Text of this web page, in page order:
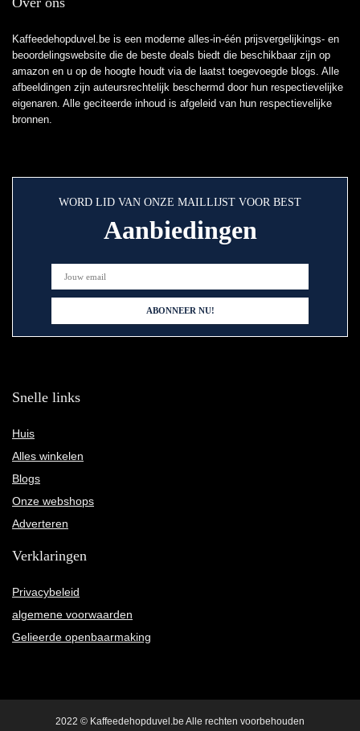
Kaffeedehopduvel.be is een moderne alles-in-één prijsvergelijkings- en
beoordelingswebsite die de beste deals biedt die beschikbaar zijn op
amazon en u op de hoogte houdt via de laatst toegevoegde blogs. Alle
afbeeldingen zijn auteursrechtelijk beschermd door hun respectievelijke
eigenaren. Alle geciteerde inhoud is afgeleid van hun respectievelijke
bronnen.
WORD LID VAN ONZE MAILLIJST VOOR BEST
Aanbiedingen
Snelle links
Huis
Alles winkelen
Blogs
Onze webshops
Adverteren
Verklaringen
Privacybeleid
algemene voorwaarden
Gelieerde openbaarmaking
2022 © Kaffeedehopduvel.be Alle rechten voorbehouden